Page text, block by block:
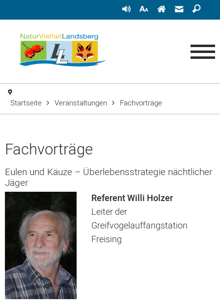
Startseite Veranstaltungen Fachvorträge
Fachvorträge
Eulen und Käuze – Überlebensstrategie nächtlicher
Jäger
Referent Willi Holzer
Leiter der
Greifvogelauffangstation
Freising